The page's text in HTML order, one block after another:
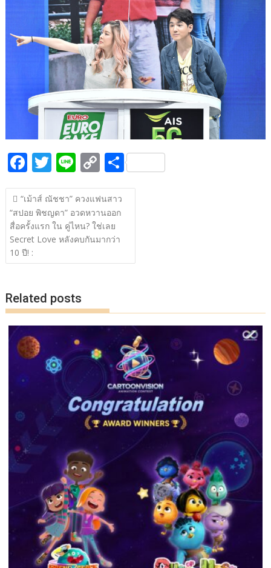
o
Li
n
k
F
ac
e
b
o
o
T
w
itt
er
Li
n
e
C
o
p
y
Li
n
S
h
แนะแนว
เรื่อง
“เม้าส์ ณัชชา” ควงแฟนสาว
“สปอย พิชญดา” อวดหวานออก
สื่อครั้งแรก ใน คู่ไหน? ใช่เลย
Secret Love หลังคบกันมากว่า
10 ปี! :
Related posts